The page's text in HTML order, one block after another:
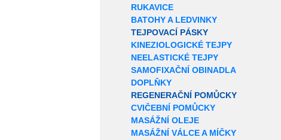
RUKAVICE
BATOHY A LEDVINKY
TEJPOVACÍ PÁSKY
KINEZIOLOGICKÉ TEJPY
NEELASTICKÉ TEJPY
SAMOFIXAČNÍ OBINADLA
DOPLŇKY
REGENERAČNÍ POMŮCKY
CVIČEBNÍ POMŮCKY
MASÁŽNÍ OLEJE
MASÁŽNÍ VÁLCE A MÍČKY